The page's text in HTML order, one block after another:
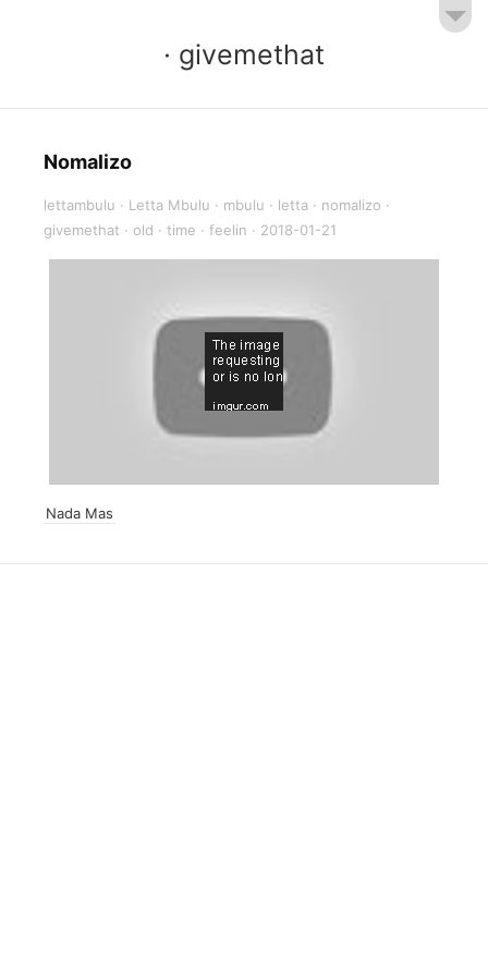
· givemethat
Nomalizo
lettambulu · Letta Mbulu · mbulu · letta · nomalizo ·
givemethat · old · time · feelin · 2018-01-21
Nada Mas